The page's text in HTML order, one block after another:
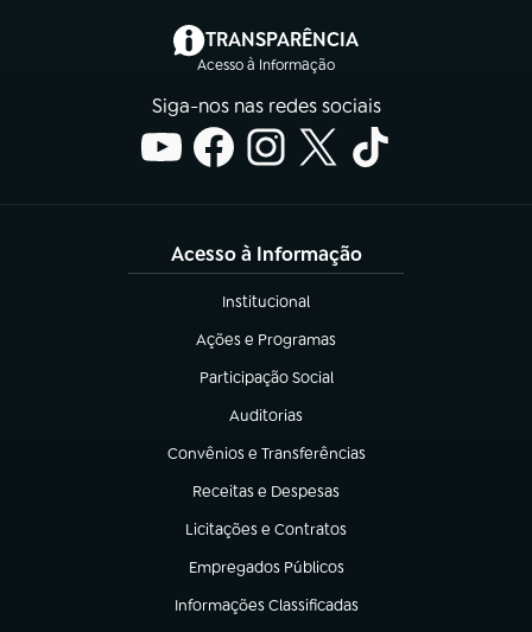
TRANSPARÊNCIA
Acesso à Informação
(abre em nova aba)
Siga-nos nas redes sociais
Acesso à Informação
Institucional
(abre em nova aba)
Ações e Programas
(abre em nova aba)
Participação Social
(abre em nova aba)
Auditorias
(abre em nova aba)
Convênios e Transferências
(abre em nova aba)
Receitas e Despesas
(abre em nova aba)
Licitações e Contratos
(abre em nova aba)
Empregados Públicos
(abre em nova aba)
Informações Classificadas
(abre em nova aba)